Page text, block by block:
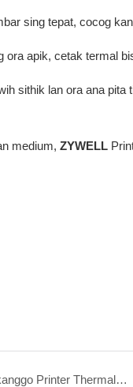
sing tepat, cocog
apik, cetak termal
sithik lan ora ana
medium, ZYWELL
Évolusi saka Matrix Dot Matrix kanggo Printer Thermal Zywell